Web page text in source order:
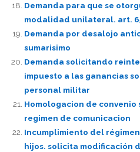
Demanda para que se
modalidad unilateral. art.
Demanda por desalojo
sumarisimo
Demanda solicitando
impuesto a las ganancias
personal militar
Homologacion de
regimen de comunicacion
Incumplimiento del
hijos. solicita modificación